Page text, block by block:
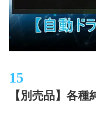
【別売品】各